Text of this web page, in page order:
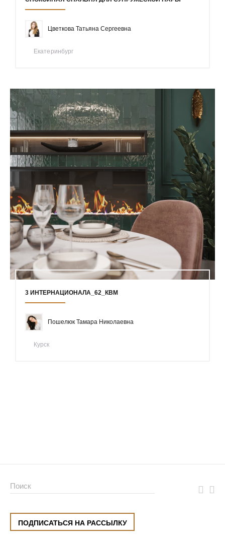
Цветкова Татьяна Сергеевна
Екатеринбург
3 ИНТЕРНАЦИОНАЛА_62_КВМ
Пошелюк Тамара Николаевна
Курск
ПОДПИСАТЬСЯ НА РАССЫЛКУ